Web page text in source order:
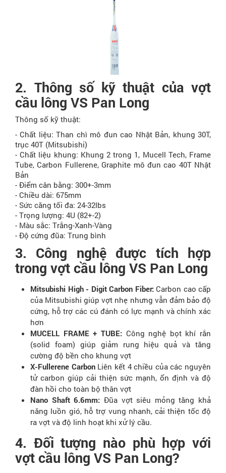
2. Thông số kỹ thuật của vợt
cầu lông VS Pan Long
Thông số kỹ thuật:
- Chất liệu: Than chì mô đun cao Nhật Bản, khung 30T,
trục 40T (Mitsubishi)
- Chất liệu khung: Khung 2 trong 1, Mucell Tech, Frame
Tube, Carbon Fullerene, Graphite mô đun cao 40T Nhật
Bản
- Điểm cân bằng: 300+-3mm
- Chiều dài: 675mm
- Sức căng tối đa: 24-32lbs
- Trọng lượng: 4U (82+-2)
- Màu sắc: Trắng-Xanh-Vàng
- Độ cứng đũa: Trung bình
3. Công nghệ được tích hợp
trong vợt cầu lông VS Pan Long
Mitsubishi High - Digit Carbon Fiber:Carbon cao cấp
của Mitsubishi giúp vợt nhẹ nhưng vẫn đảm bảo độ
cứng, hỗ trợ các cú đánh có lực mạnh và chính xác
hơn
MUCELL FRAME + TUBE: Công nghệ bọt khí rắn
(solid foam) giúp giảm rung hiệu quả và tăng
cường độ bền cho khung vợt
X-Fullerene Carbon Liên kết 4 chiều của các nguyên
tử carbon giúp cải thiện sức mạnh, ổn định và độ
đàn hồi cho toàn bộ thân vợt
Nano Shaft 6.6mm: Đũa vợt siêu mỏng tăng khả
năng luồn gió, hỗ trợ vung nhanh, cải thiện tốc độ
ra vợt và độ linh hoạt khi xử lý cầu.
4. Đối tượng nào phù hợp với
vợt cầu lông VS Pan Long?